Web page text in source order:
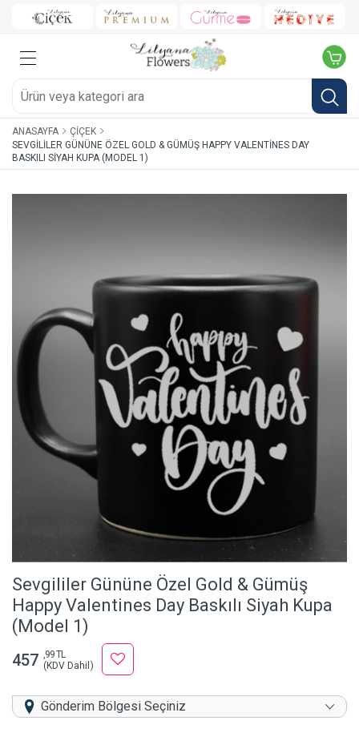
ANASAYFA
ÇIÇEK
SEVGILILER GÜNÜNE ÖZEL GOLD & GÜMÜŞ HAPPY VALENTINES DAY
BASKILI SIYAH KUPA (MODEL 1)
Sevgililer Gününe Özel Gold & Gümüş
Happy Valentines Day Baskılı Siyah Kupa
(Model 1)
457 ,99 TL
(KDV Dahil)
Gönderim Bölgesi Seçiniz